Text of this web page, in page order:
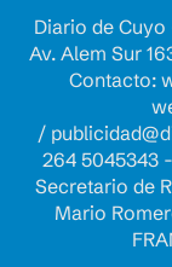
Diario de
Av. Alem Sur
Contacto:
/
264 5045343
Secretario de
Mario